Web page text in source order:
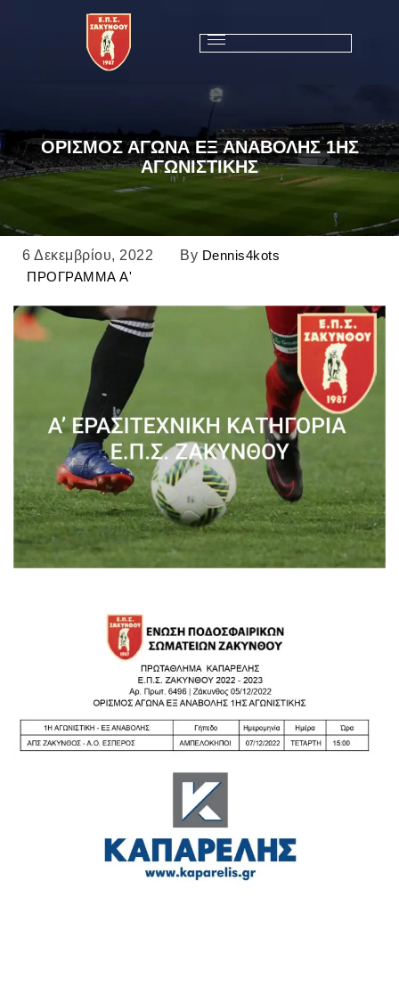
ΟΡΙΣΜΟΣ ΑΓΩΝΑ ΕΞ ΑΝΑΒΟΛΗΣ 1ΗΣ
ΑΓΩΝΙΣΤΙΚΗΣ
6 Δεκεμβρίου, 2022 By Dennis4kots
ΠΡΟΓΡΑΜΜΑ A'